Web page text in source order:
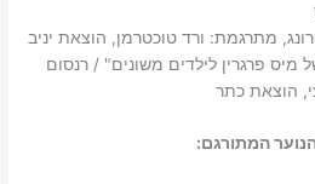
מתרגמת: ורד טוכטרמן, הוצאת יניב
מיס פרגרין לילדים משונים" / רנסום
הוצאת כתר
המתורגם: